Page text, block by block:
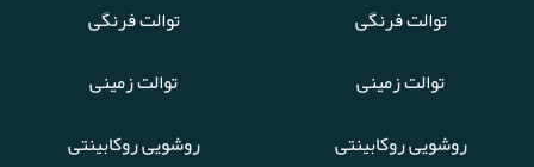
توالت فرنگی
توالت زمینی
روشویی روکابینتی
توالت فرنگی
توالت زمینی
روشویی روکابینتی